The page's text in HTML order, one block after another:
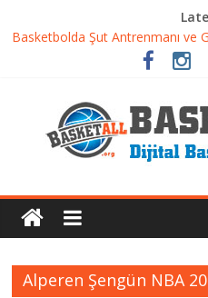
Basketbolda Şut Antrenmanı ve
Iverson’dan Kyrie’e: Top Sürme
Dünyanın En İyi Basketbol
Basketbolcu Beslenmesi:
Yaklaşımlar
Alperen Şengün NBA